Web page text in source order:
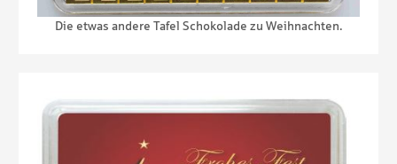
Die etwas andere Tafel Schokolade zu Weihnachten.